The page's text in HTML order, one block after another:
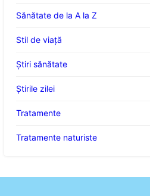
Sănătate de la A la Z
Stil de viaţă
Ştiri sănătate
Știrile zilei
Tratamente
Tratamente naturiste